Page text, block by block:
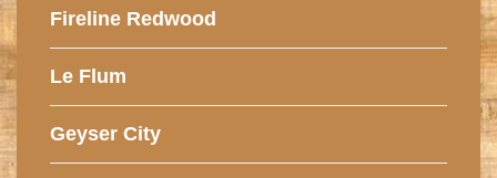
Fireline Redwood
Le Flum
Geyser City